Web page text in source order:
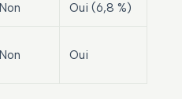
Non Oui (6,8 %)
Non Oui